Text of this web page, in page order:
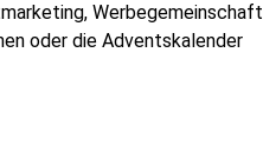
Werbegemeinschaft
oder die Adventskalender